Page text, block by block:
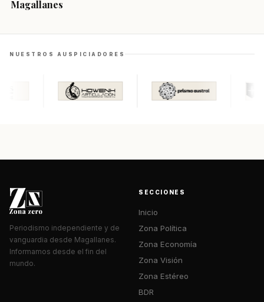
Magallanes
NUESTROS AUSPICIADORES
Periodismo independiente y de
vanguardia desde Magallanes.
Informamos desde el fin del
mundo.
SECCIONES
Inicio
Zona Política
Zona Economía
Zona Visión
Zona Estéreo
BDR